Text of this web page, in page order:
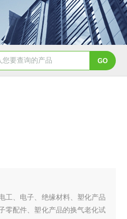
氧老化试验设备
工、电子、绝缘材料、塑化产品
零配件、塑化产品的换气老化试